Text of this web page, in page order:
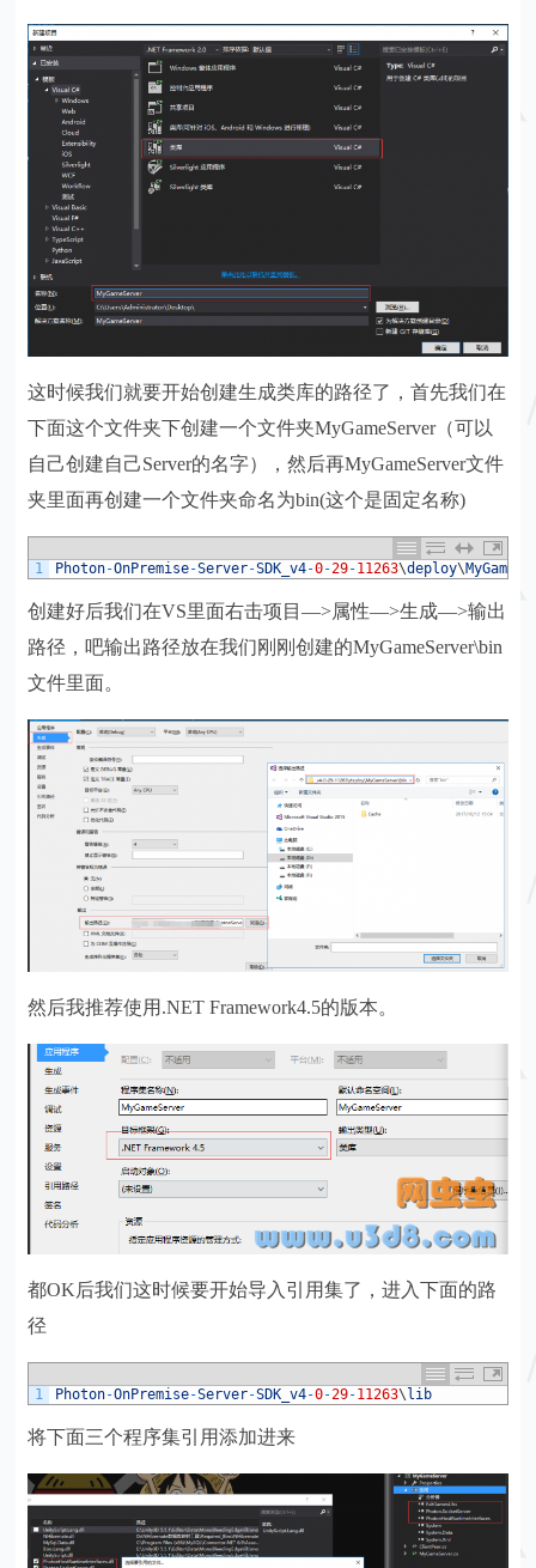
这时候我们就要开始创建生成类库的路径了，首先我们在
下面这个文件夹下创建一个文件夹MyGameServer（可以
自己创建自己Server的名字），然后再MyGameServer文件
夹里面再创建一个文件夹命名为bin(这个是固定名称)
1 Photon-OnPremise-Server-SDK_v4-0-29-11263\deploy\
创建好后我们在VS里面右击项目—>属性—>生成—>输出
路径，吧输出路径放在我们刚刚创建的MyGameServer\bin
文件里面。
然后我推荐使用.NET Framework4.5的版本。
都OK后我们这时候要开始导入引用集了，进入下面的路
径
1 Photon-OnPremise-Server-SDK_v4-0-29-11263\lib
将下面三个程序集引用添加进来